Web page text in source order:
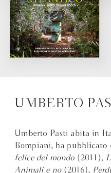
UMBERTO
Umberto Pasti abita in
Bompiani, ha pubblicato
felice del mondo (2011),
Animali e no (2016),